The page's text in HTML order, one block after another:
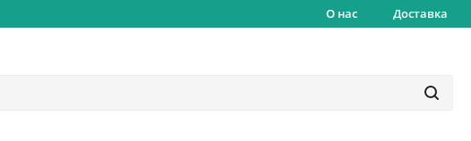
О нас Доставка